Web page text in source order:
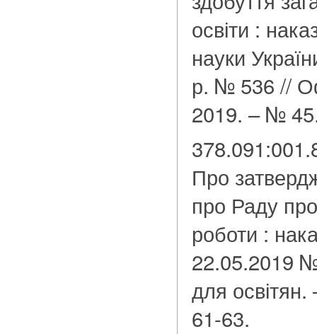
освіти :
науки
р. № 536 //
2019. – №
Про
про Раду
роботи :
22.05.2019
для
61-63.